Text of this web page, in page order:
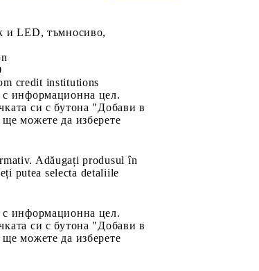
и LED, тъмносиво,
credit institutions
с информационна цел.
си с бутона "Добави в
можете да изберете
Adăugați produsul în
putea selecta detaliile
с информационна цел.
си с бутона "Добави в
можете да изберете